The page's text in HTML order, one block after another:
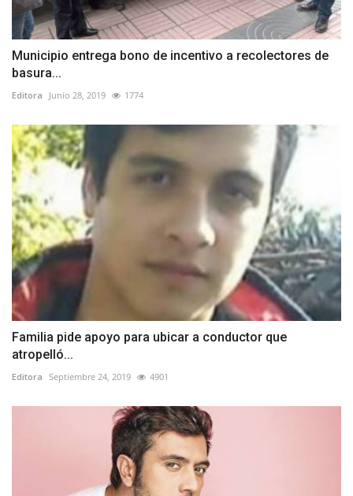
Municipio entrega bono de incentivo a recolectores de
basura...
Editora Junio 28, 2019 1774
Familia pide apoyo para ubicar a conductor que
atropelló...
Editora Septiembre 24, 2019 4901